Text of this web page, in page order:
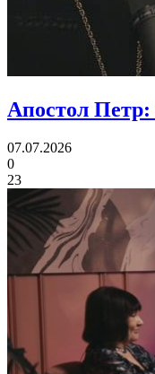
Апостол Петр:
07.07.2026
0
23